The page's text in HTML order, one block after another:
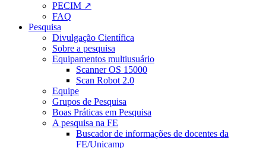
PECIM ↗
FAQ
Pesquisa
Divulgação Científica
Sobre a pesquisa
Equipamentos multiusuário
Scanner OS 15000
Scan Robot 2.0
Equipe
Grupos de Pesquisa
Boas Práticas em Pesquisa
A pesquisa na FE
Buscador de informações de docentes da
FE/Unicamp